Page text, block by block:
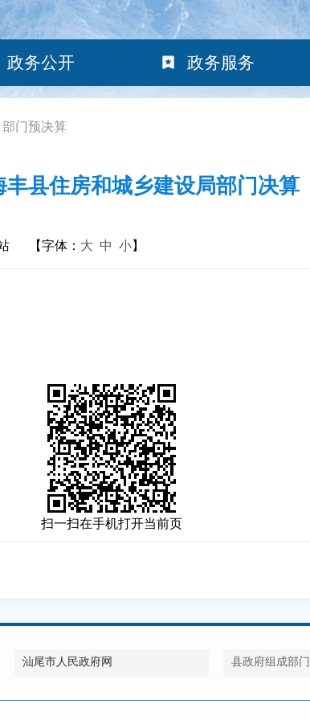
政务公开 政务服务
部门预决算
丰县住房和城乡建设局部门决算
【字体： 大 中 小】
扫一扫在手机打开当前页
汕尾市人民政府网 县政府组成部门